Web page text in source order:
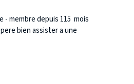
- membre depuis 115 mois
bien assister a une